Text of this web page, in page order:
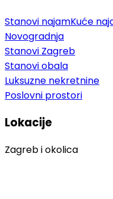
Stanovi najamKuće
Novogradnja
Stanovi Zagreb
Stanovi obala
Luksuzne nekretnine
Poslovni prostori
Lokacije
Zagreb i okolica